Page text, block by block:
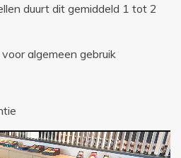
duurt dit gemiddeld 1 tot 2
algemeen gebruik